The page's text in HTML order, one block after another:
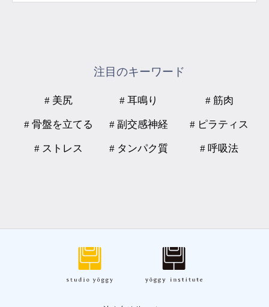
注目のキーワード
# 美尻 # 耳鳴り # 筋肉
# 骨盤を立てる # 副交感神経 # ピラティス
# ストレス # タンパク質 # 呼吸法